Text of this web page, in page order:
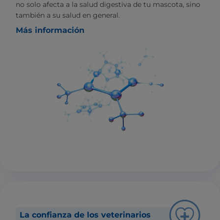
no solo afecta a la salud digestiva de tu mascota, sino
también a su salud en general.
Más información
La confianza de los veterinarios